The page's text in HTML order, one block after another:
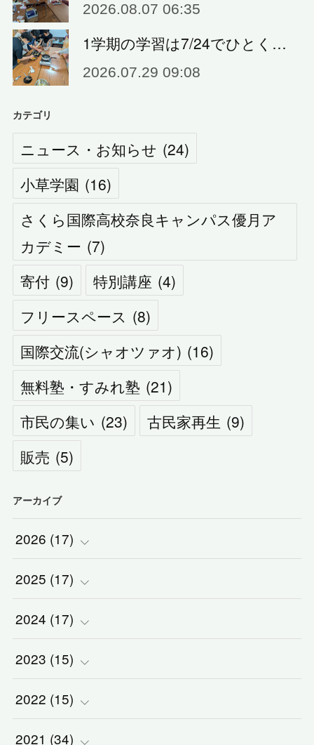
2026.08.07 06:35
1学期の学習は7/24でひとく…
2026.07.29 09:08
カテゴリ
ニュース・お知らせ (24)
小草学園 (16)
さくら国際高校奈良キャンパス優月ア
カデミー (7)
寄付 (9) 特別講座 (4)
フリースペース (8)
国際交流(シャオツァオ) (16)
無料塾・すみれ塾 (21)
市民の集い (23) 古民家再生 (9)
販売 (5)
アーカイブ
2026 (17)
(2)
(1)
(1)
(3)
2025 (17)
(2)
(1)
(1)
2024 (17)
(2)
(5)
2023 (15)
(3)
2022 (15)
(2)
2021 (34)